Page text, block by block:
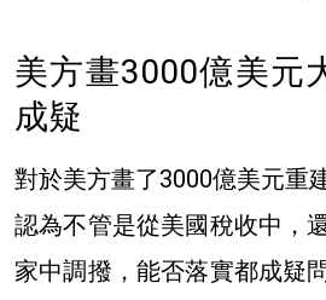
美方畫3000億美元
成疑
對於美方畫了3000億美元重
認為不管是從美國稅收中，
家中調撥，能否落實都成疑